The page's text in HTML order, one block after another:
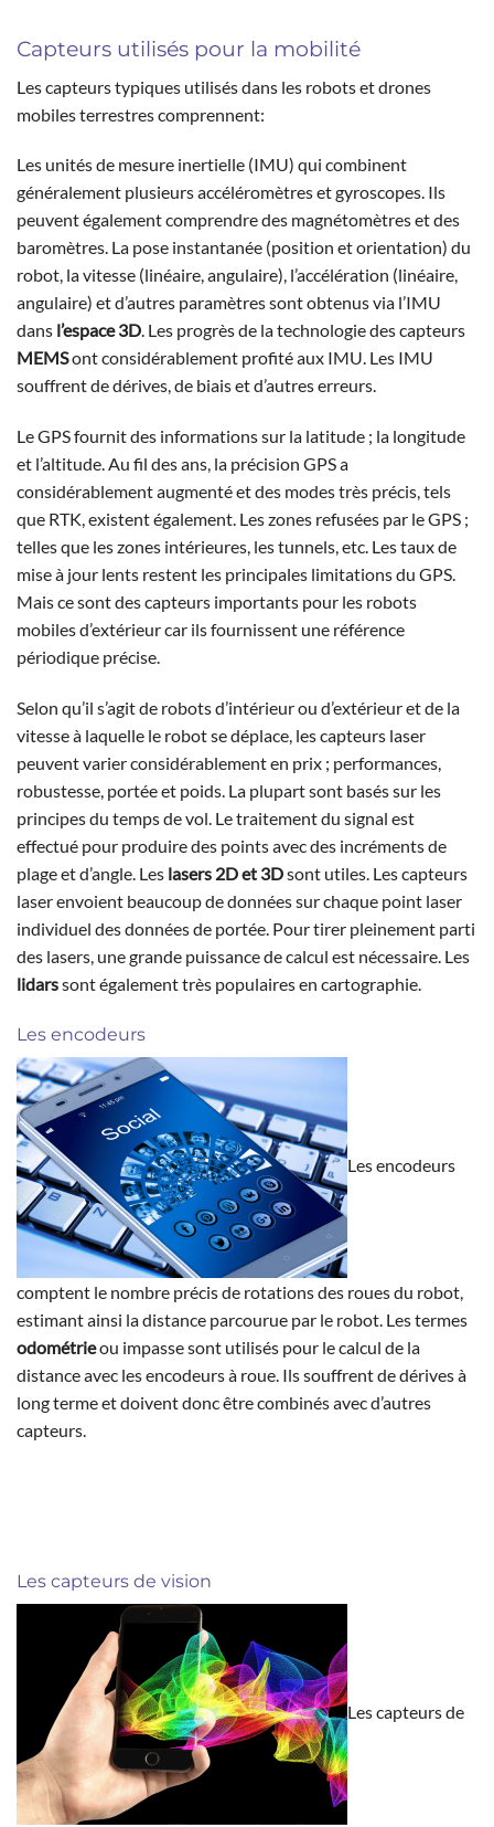
Capteurs utilisés pour la mobilité
Les capteurs typiques utilisés dans les robots et drones
mobiles terrestres comprennent:
Les unités de mesure inertielle (IMU) qui combinent
généralement plusieurs accéléromètres et gyroscopes. Ils
peuvent également comprendre des magnétomètres et des
baromètres. La pose instantanée (position et orientation) du
robot, la vitesse (linéaire, angulaire), l’accélération (linéaire,
angulaire) et d’autres paramètres sont obtenus via l’IMU
dans l’espace 3D. Les progrès de la technologie des capteurs
MEMSont considérablement profité aux IMU. Les IMU
souffrent de dérives, de biais et d’autres erreurs.
Le GPS fournit des informations sur la latitude ; la longitude
et l’altitude. Au fil des ans, la précision GPS a
considérablement augmenté et des modes très précis, tels
que RTK, existent également. Les zones refusées par le GPS ;
telles que les zones intérieures, les tunnels, etc. Les taux de
mise à jour lents restent les principales limitations du GPS.
Mais ce sont des capteurs importants pour les robots
mobiles d’extérieur car ils fournissent une référence
périodique précise.
Selon qu’il s’agit de robots d’intérieur ou d’extérieur et de la
vitesse à laquelle le robot se déplace, les capteurs laser
peuvent varier considérablement en prix ; performances,
robustesse, portée et poids. La plupart sont basés sur les
principes du temps de vol. Le traitement du signal est
effectué pour produire des points avec des incréments de
plage et d’angle. Les lasers 2D et 3Dsont utiles. Les capteurs
laser envoient beaucoup de données sur chaque point laser
individuel des données de portée. Pour tirer pleinement parti
des lasers, une grande puissance de calcul est nécessaire. Les
lidarssont également très populaires en cartographie.
Les encodeurs
Les encodeurs
comptent le nombre précis de rotations des roues du robot,
estimant ainsi la distance parcourue par le robot. Les termes
odométrieou impasse sont utilisés pour le calcul de la
distance avec les encodeurs à roue. Ils souffrent de dérives à
long terme et doivent donc être combinés avec d’autres
capteurs.
Les capteurs de vision
Les capteurs de